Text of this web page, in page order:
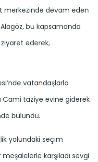
merkezinde devam eden
bu kapsamanda
ederek,
vatandaşlarla
Cami taziye evine giderek
bulundu.
yolundaki seçim
karşıladı sevgi